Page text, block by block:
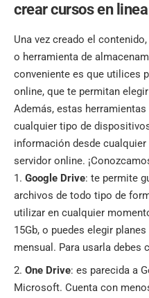
crear cursos en linea
Una vez creado el
o herramienta de
conveniente es que utilices
online, que te permitan
Además, estas
cualquier tipo de
información desde cualquier
servidor online.
Google Drive: te permite
archivos de todo tipo de
utilizar en cualquier
15Gb, o puedes elegir
mensual. Para usarla debes
One Drive: es parecida a
Microsoft. Cuenta con